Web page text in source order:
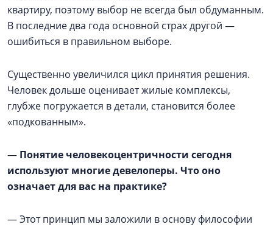
квартиру, поэтому выбор не всегда был обдуманным.
В последние два года основной страх другой —
ошибиться в правильном выборе.
Существенно увеличился цикл принятия решения.
Человек дольше оценивает жилые комплексы,
глубже погружается в детали, становится более
«подкованным».
— Понятие человекоцентричности сегодня
используют многие девелоперы. Что оно
означает для вас на практике?
— Этот принцип мы заложили в основу философии